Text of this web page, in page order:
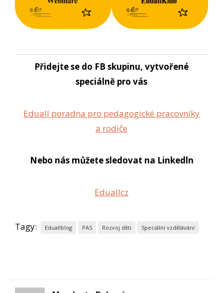
Přidejte se do FB skupinu, vytvořené
speciálně pro vás
Eduall poradna pro pedagogické pracovníky
a rodiče
Nebo nás můžete sledovat na Linkedln
Eduallcz
Tagy: Eduallblog PAS Rozvoj děti Speciální vzdělávání